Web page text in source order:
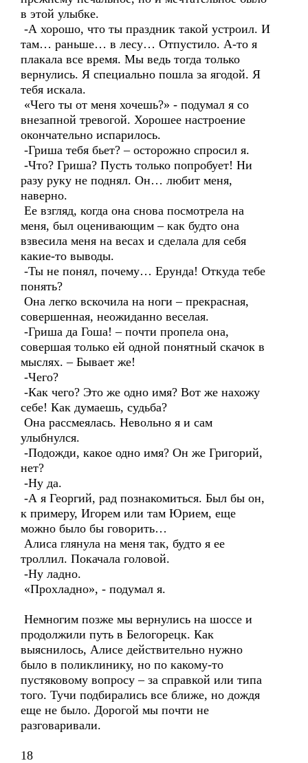
в этой улыбке.
-А хорошо, что ты праздник такой устроил. И
там… раньше… в лесу… Отпустило. А-то я
плакала все время. Мы ведь тогда только
вернулись. Я специально пошла за ягодой. Я
тебя искала.
«Чего ты от меня хочешь?» - подумал я со
внезапной тревогой. Хорошее настроение
окончательно испарилось.
-Гриша тебя бьет? – осторожно спросил я.
-Что? Гриша? Пусть только попробует! Ни
разу руку не поднял. Он… любит меня,
наверно.
Ее взгляд, когда она снова посмотрела на
меня, был оценивающим – как будто она
взвесила меня на весах и сделала для себя
какие-то выводы.
-Ты не понял, почему… Ерунда! Откуда тебе
понять?
Она легко вскочила на ноги – прекрасная,
совершенная, неожиданно веселая.
-Гриша да Гоша! – почти пропела она,
совершая только ей одной понятный скачок в
мыслях. – Бывает же!
-Чего?
-Как чего? Это же одно имя? Вот же нахожу
себе! Как думаешь, судьба?
Она рассмеялась. Невольно я и сам
улыбнулся.
-Подожди, какое одно имя? Он же Григорий,
нет?
-Ну да.
-А я Георгий, рад познакомиться. Был бы он,
к примеру, Игорем или там Юрием, еще
можно было бы говорить…
Алиса глянула на меня так, будто я ее
троллил. Покачала головой.
-Ну ладно.
«Прохладно», - подумал я.
Немногим позже мы вернулись на шоссе и
продолжили путь в Белогорецк. Как
выяснилось, Алисе действительно нужно
было в поликлинику, но по какому-то
пустяковому вопросу – за справкой или типа
того. Тучи подбирались все ближе, но дождя
еще не было. Дорогой мы почти не
разговаривали.
18